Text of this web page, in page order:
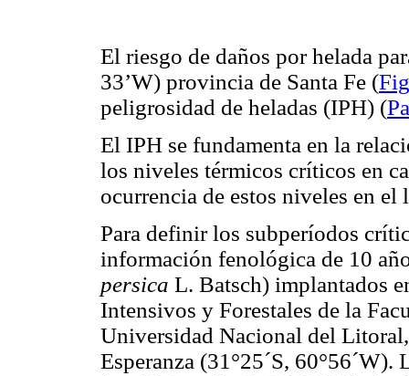
El riesgo de daños por helada
33’W) provincia de Santa Fe (
peligrosidad de heladas (IPH) (
El IPH se fundamenta en la
los niveles térmicos críticos en
ocurrencia de estos niveles en
Para definir los subperíodos
información fenológica de 10
persica L. Batsch) implantados
Intensivos y Forestales de la
Universidad Nacional del
Esperanza (31°25´S, 60°56´W).